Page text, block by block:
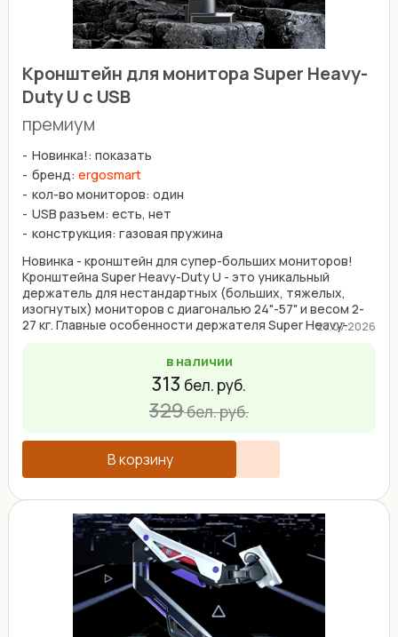
Кронштейн для монитора Super Heavy-
Duty U c USB
премиум
Новинка!: показать
бренд: ergosmart
кол-во мониторов: один
USB разъем: есть, нет
конструкция: газовая пружина
Новинка - кронштейн для супер-больших мониторов!
Кронштейна Super Heavy-Duty U - это уникальный
держатель для нестандартных (больших, тяжелых,
изогнутых) мониторов с диагональю 24"-57" и весом 2-
27 кг. Главные особенности держателя Super Heavy-23.07.2026
в наличии
313 бел. руб.
329бел. руб.
В корзину